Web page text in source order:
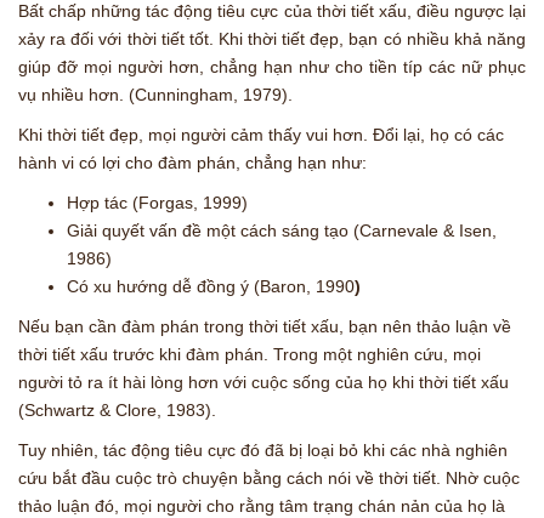
Bất chấp những tác động tiêu cực của thời tiết xấu, điều ngược lại
xảy ra đối với thời tiết tốt. Khi thời tiết đẹp, bạn có nhiều khả năng
giúp đỡ mọi người hơn, chẳng hạn như cho tiền típ các nữ phục
vụ nhiều hơn. (Cunningham, 1979).
Khi thời tiết đẹp, mọi người cảm thấy vui hơn. Đổi lại, họ có các
hành vi có lợi cho đàm phán, chẳng hạn như:
Hợp tác (Forgas, 1999)
Giải quyết vấn đề một cách sáng tạo (Carnevale & Isen,
1986)
Có xu hướng dễ đồng ý (Baron, 1990)
Nếu bạn cần đàm phán trong thời tiết xấu, bạn nên thảo luận về
thời tiết xấu trước khi đàm phán. Trong một nghiên cứu, mọi
người tỏ ra ít hài lòng hơn với cuộc sống của họ khi thời tiết xấu
(Schwartz & Clore, 1983).
Tuy nhiên, tác động tiêu cực đó đã bị loại bỏ khi các nhà nghiên
cứu bắt đầu cuộc trò chuyện bằng cách nói về thời tiết. Nhờ cuộc
thảo luận đó, mọi người cho rằng tâm trạng chán nản của họ là